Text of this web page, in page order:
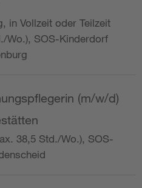
in Vollzeit oder Teilzeit
Wo.), SOS-Kinderdorf
(m/w/d)
38,5 Std./Wo.), SOS-